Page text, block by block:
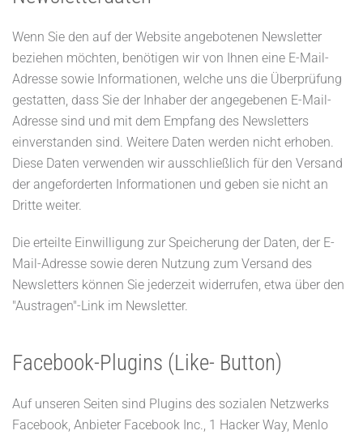
Wenn Sie den auf der Website angebotenen Newsletter
beziehen möchten, benötigen wir von Ihnen eine E-Mail-
Adresse sowie Informationen, welche uns die Überprüfung
gestatten, dass Sie der Inhaber der angegebenen E-Mail-
Adresse sind und mit dem Empfang des Newsletters
einverstanden sind. Weitere Daten werden nicht erhoben.
Diese Daten verwenden wir ausschließlich für den Versand
der angeforderten Informationen und geben sie nicht an
Dritte weiter.
Die erteilte Einwilligung zur Speicherung der Daten, der E-
Mail-Adresse sowie deren Nutzung zum Versand des
Newsletters können Sie jederzeit widerrufen, etwa über den
"Austragen"-Link im Newsletter.
Facebook-Plugins (Like- Button)
Auf unseren Seiten sind Plugins des sozialen Netzwerks
Facebook, Anbieter Facebook Inc., 1 Hacker Way, Menlo